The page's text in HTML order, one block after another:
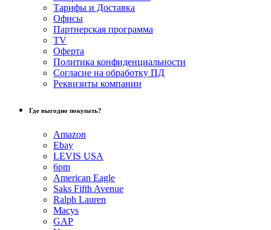
Тарифы и Доставка
Офисы
Партнерская программа
TV
Оферта
Политика конфиденциальности
Согласие на обработку ПД
Реквизиты компании
Где выгодно покупать?
Amazon
Ebay
LEVIS USA
6pm
American Eagle
Saks Fifth Avenue
Ralph Lauren
Macys
GAP